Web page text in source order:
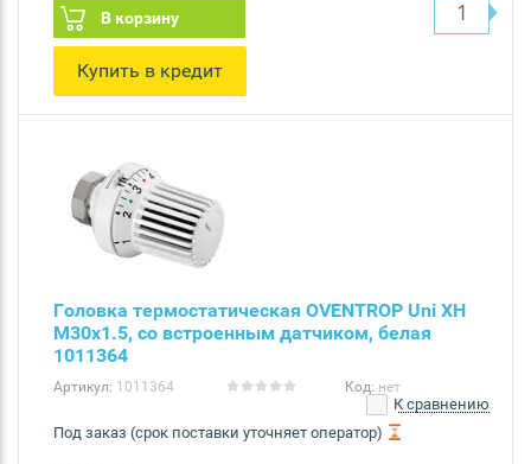
В корзину
Купить в кредит
Головка термостатическая OVENTROP Uni XH
M30x1.5, со встроенным датчиком, белая
1011364
Артикул: 1011364 Код: нет
К сравнению
Под заказ (срок поставки уточняет оператор)